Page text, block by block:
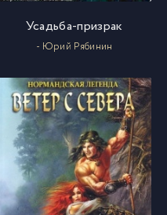
Усадьба-призрак
- Юрий Рябинин